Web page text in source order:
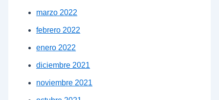
marzo 2022
febrero 2022
enero 2022
diciembre 2021
noviembre 2021